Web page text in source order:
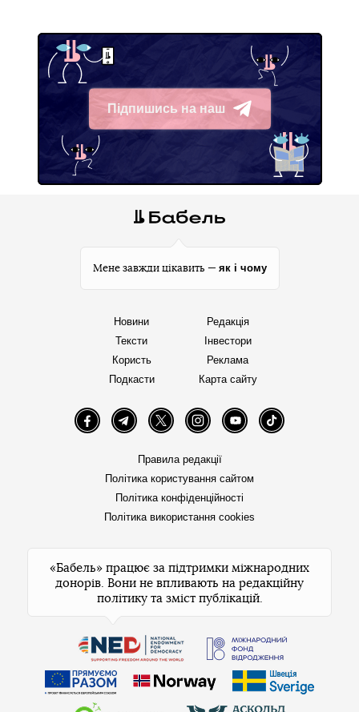
Підпишись на наш
Telegram
Мене завжди цікавить — як і чому
Новини
Тексти
Користь
Подкасти
Редакція
Інвестори
Реклама
Карта сайту
FacebookTelegramTwitter InstagramYouTube TikTok
Правила редакції
Політика користування сайтом
Політика конфіденційності
Політика використання cookies
«Бабель» працює за підтримки міжнародних
донорів. Вони не впливають на редакційну
політику та зміст публікацій.